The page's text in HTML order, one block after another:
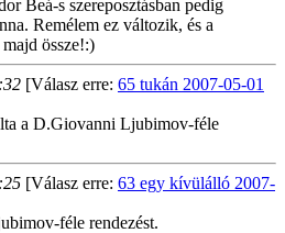
Beá-s szereposztásban pedig
Remélem ez változik, és a
össze!:)
[Válasz erre: 65 tukán 2007-05-01
a D.Giovanni Ljubimov-féle
[Válasz erre: 63 egy kívülálló 2007-
féle rendezést.